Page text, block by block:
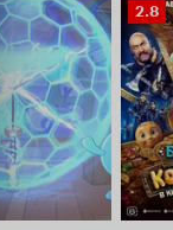
2.8
2.8